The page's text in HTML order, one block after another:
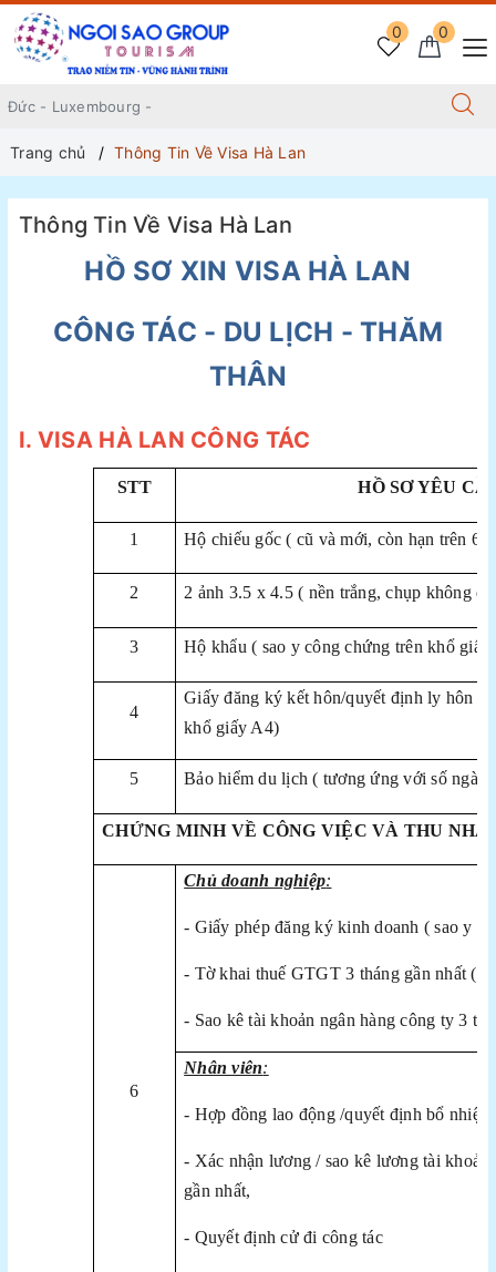
0
0
Trang chủ Thông Tin Về Visa Hà Lan
Thông Tin Về Visa Hà Lan
HỒ SƠ XIN VISA HÀ LAN
CÔNG TÁC - DU LỊCH - THĂM
THÂN
I. VISA HÀ LAN CÔNG TÁC
STT HỒ SƠ YÊU
1 Hộ chiếu gốc ( cũ và mới, còn hạn trên 6
2 2 ảnh 3.5 x 4.5 ( nền trắng, chụp không
3 Hộ khẩu ( sao y công chứng trên khổ giấy
4
Giấy đăng ký kết hôn/quyết định ly hôn
khổ giấy A4)
5 Bảo hiểm du lịch ( tương ứng với số ngày
CHỨNG MINH VỀ CÔNG VIỆC VÀ THU
6
Chủ doanh nghiệp:
- Giấy phép đăng ký kinh doanh ( sao y
- Tờ khai thuế GTGT 3 tháng gần nhất (
- Sao kê tài khoản ngân hàng công ty 3
Nhân viên:
- Hợp đồng lao động /quyết định bổ
- Xác nhận lương / sao kê lương tài khoản
gần nhất,
- Quyết định cử đi công tác